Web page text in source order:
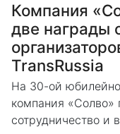
Компания
две награды
TransRussia
На 30-ой
компания «Солво»
сотрудничество и